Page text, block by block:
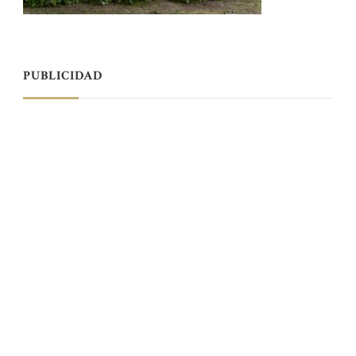
PUBLICIDAD